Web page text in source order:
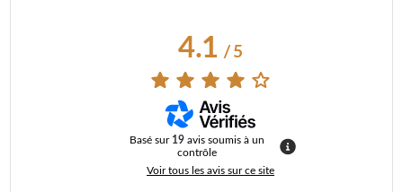
4.1 / 5
Basé sur 19 avis soumis à un
contrôle
Voir tous les avis sur ce site